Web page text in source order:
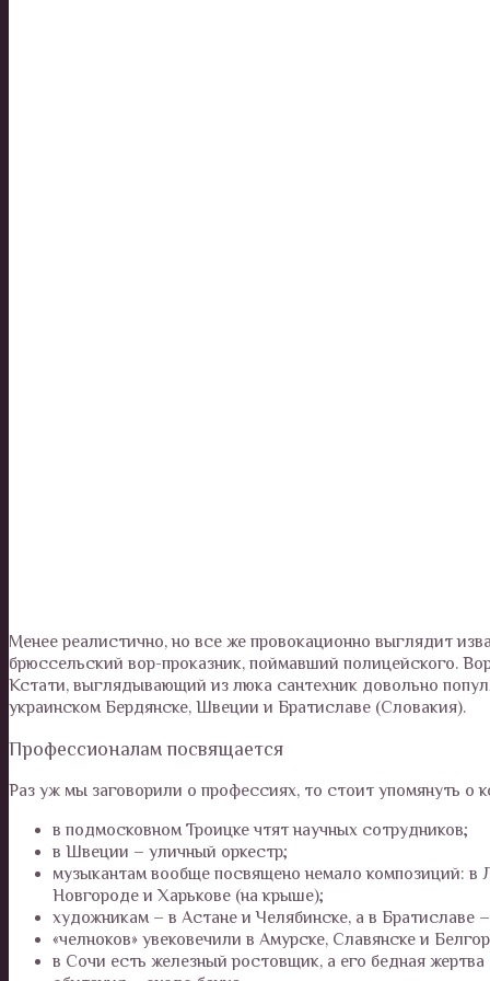
Менее реалистично, но все же провокационно выглядит
брюссельский вор-проказник, поймавший полицейского.
Кстати, выглядывающий из люка сантехник довольно
украинском Бердянске, Швеции и Братиславе (Словакия).
Профессионалам посвящается
Раз уж мы заговорили о профессиях, то стоит упомянуть о
в подмосковном Троицке чтят научных сотрудников;
в Швеции – уличный оркестр;
музыкантам вообще посвящено немало композиций:
Новгороде и Харькове (на крыше);
художникам – в Астане и Челябинске, а в Братиславе
«челноков» увековечили в Амурске, Славянске и
в Сочи есть железный ростовщик, а его бедная